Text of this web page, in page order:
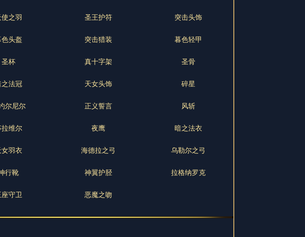
之羽 圣王护符 突击头饰
色头盔 突击猎装 暮色轻甲
圣杯 真十字架 圣骨
之法冠 天女头饰 碎星
尔尼尔 正义誓言 风斩
拉维尔 夜鹰 暗之法衣
女羽衣 海德拉之弓 乌勒尔之弓
行靴 神翼护胫 拉格纳罗克
守卫 恶魔之吻